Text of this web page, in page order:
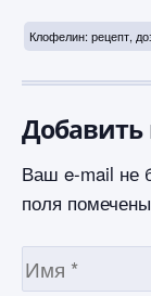
Клофелин: рецепт,
Ваш e-mail не
поля помечены